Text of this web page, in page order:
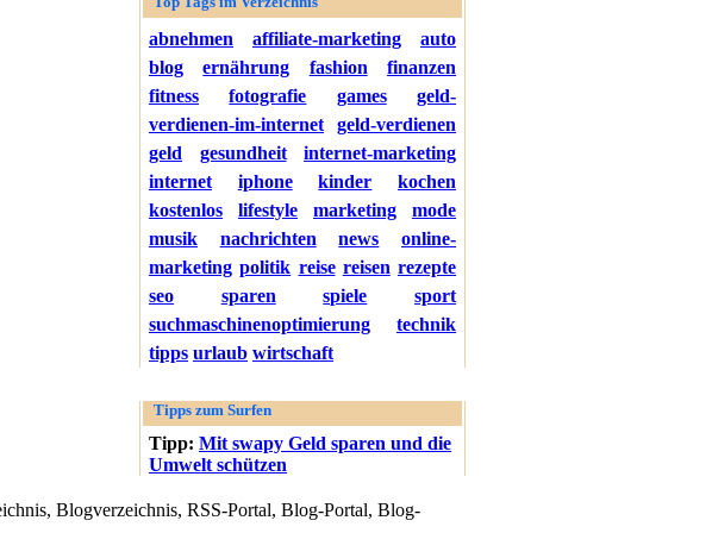
abnehmen affiliate-marketing
auto
blog
ernährung fashion
finanzen
fitness
fotografie games
geld-
verdienen-im-internet
geld-verdienen
geld
gesundheit
internet-marketing
internet
iphone kinder
kochen
kostenlos
lifestyle marketing
mode
musik
nachrichten news
online-
marketing politik reise reisen rezepte
seo
sparen spiele
sport
suchmaschinenoptimierung
technik
tipps urlaub wirtschaft
Tipps zum Surfen
Tipp: Mit swapy Geld sparen und die
Umwelt schützen
Blogverzeichnis, RSS-Portal, Blog-Portal, Blog-